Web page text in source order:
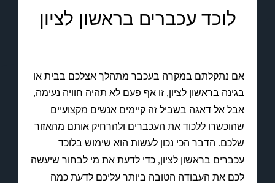
לוכד עכברים בראשון לציון
אם נתקלתם במקרה בעכבר מתהלך אצלכם בבית או
בגינה בראשון לציון, זו אף פעם לא תהיה חוויה נעימה,
אבל אל דאגה בשביל זה קיימים אנשים מקצועיים
שהוכשרו ללכוד את העכברים ולהרחיק אותם מהאזור
שלכם. הדבר הכי נכון לעשות הוא שימוש בלוכד
עכברים בראשון לציון, כדי לדעת את מי לבחור שיעשה
לכם את העבודה הטובה ביותר עליכם לדעת כמה